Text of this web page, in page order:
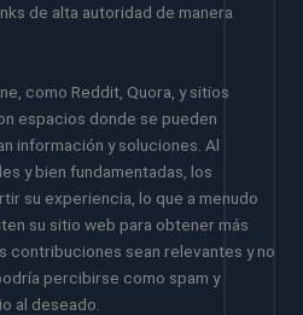
de alta autoridad de manera
como Reddit, Quora, y sitios
espacios donde se pueden
información y soluciones. Al
y bien fundamentadas, los
su experiencia, lo que a menudo
su sitio web para obtener más
contribuciones sean relevantes y no
percibirse como spam y
al deseado.